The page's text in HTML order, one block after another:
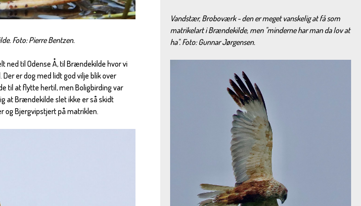
Foto: Pierre Bentzen.
ned til Odense Å, til Brændekilde hvor vi
er dog med lidt god vilje blik over
til at flytte hertil, men Boligbirding var
at Brændekilde slet ikke er så skidt
og Bjergvipstjert på matriklen.
Vandstær, Broboværk - den er meget vanskelig at få som
matrikelart i Brændekilde, men ''minderne har man da lov at
ha''. Foto: Gunnar Jørgensen.